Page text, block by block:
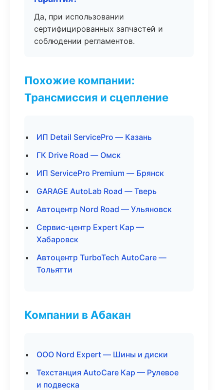
Да, при использовании
сертифицированных запчастей и
соблюдении регламентов.
Похожие компании:
Трансмиссия и сцепление
ИП Detail ServicePro — Казань
ГК Drive Road — Омск
ИП ServicePro Premium — Брянск
GARAGE AutoLab Road — Тверь
Автоцентр Nord Road — Ульяновск
Сервис-центр Expert Кар —
Хабаровск
Автоцентр TurboTech AutoCare —
Тольятти
Компании в Абакан
ООО Nord Expert — Шины и диски
Техстанция AutoCare Кар — Рулевое
и подвеска